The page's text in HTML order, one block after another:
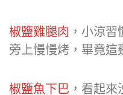
椒鹽雞腿肉 ，小涼
旁上慢慢烤，畢竟這
椒鹽魚下巴 ，看起